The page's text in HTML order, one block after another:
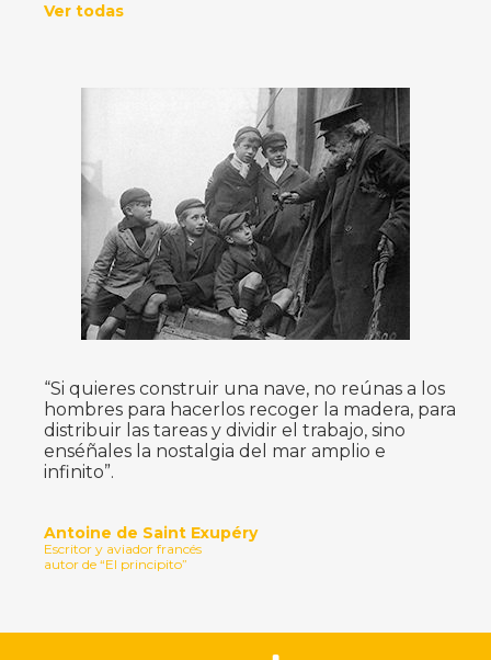
Ver todas
“Si quieres construir una nave, no reúnas a los
hombres para hacerlos recoger la madera, para
distribuir las tareas y dividir el trabajo, sino
enséñales la nostalgia del mar amplio e
infinito”.
Antoine de Saint Exupéry
Escritor y aviador francés
autor de “El principito”